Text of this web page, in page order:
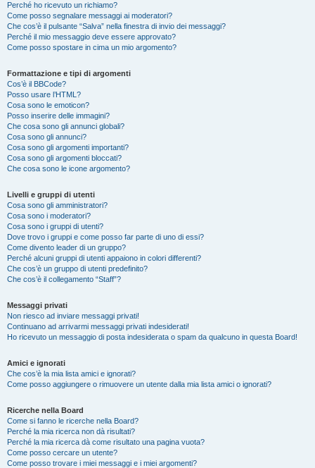
Perché ho ricevuto un richiamo?
Come posso segnalare messaggi ai moderatori?
Che cos’è il pulsante “Salva” nella finestra di invio dei messaggi?
Perché il mio messaggio deve essere approvato?
Come posso spostare in cima un mio argomento?
Formattazione e tipi di argomenti
Cos’è il BBCode?
Posso usare l’HTML?
Cosa sono le emoticon?
Posso inserire delle immagini?
Che cosa sono gli annunci globali?
Cosa sono gli annunci?
Cosa sono gli argomenti importanti?
Cosa sono gli argomenti bloccati?
Che cosa sono le icone argomento?
Livelli e gruppi di utenti
Cosa sono gli amministratori?
Cosa sono i moderatori?
Cosa sono i gruppi di utenti?
Dove trovo i gruppi e come posso far parte di uno di essi?
Come divento leader di un gruppo?
Perché alcuni gruppi di utenti appaiono in colori differenti?
Che cos’è un gruppo di utenti predefinito?
Che cos’è il collegamento “Staff”?
Messaggi privati
Non riesco ad inviare messaggi privati!
Continuano ad arrivarmi messaggi privati indesiderati!
Ho ricevuto un messaggio di posta indesiderata o spam da qualcuno in questa Board!
Amici e ignorati
Che cos’è la mia lista amici e ignorati?
Come posso aggiungere o rimuovere un utente dalla mia lista amici o ignorati?
Ricerche nella Board
Come si fanno le ricerche nella Board?
Perché la mia ricerca non dà risultati?
Perché la mia ricerca dà come risultato una pagina vuota?
Come posso cercare un utente?
Come posso trovare i miei messaggi e i miei argomenti?